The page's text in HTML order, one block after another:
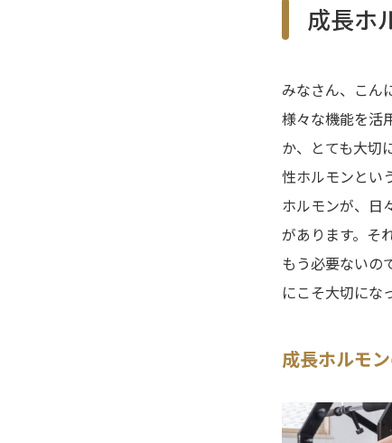
成長ホ
みなさん、こん
様々な機能を活
か、とても大切
性ホルモンとい
ホルモンが、日
があります。そ
もう必要ないの
にこそ大切にな
成長ホルモ